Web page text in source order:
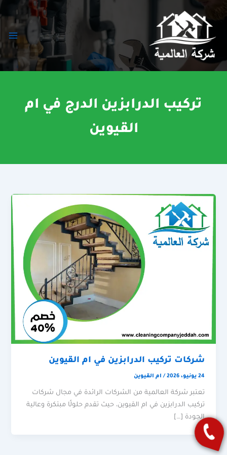
تركيب الدرابزين الدرج في ام
القيوين
شركات تركيب الدرابزين في ام القيوين
24 يونيو، 2026 / ام القيوين
تعتبر شركة العالمية من الشركات الرائدة في مجال شركات
تركيب الدرابزين في ام القيوين، حيث تقدم حلولًا مبتكرة وعالية
الجودة […]